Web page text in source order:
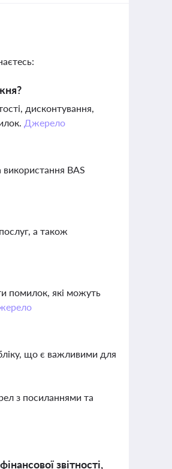
дисконтування,
Джерело
використання BAS
а також
помилок, які можуть
що є важливими для
з посиланнями та
звітності,